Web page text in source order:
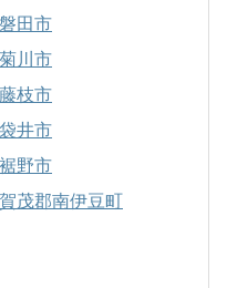
磐田市
菊川市
藤枝市
袋井市
裾野市
賀茂郡南伊豆町